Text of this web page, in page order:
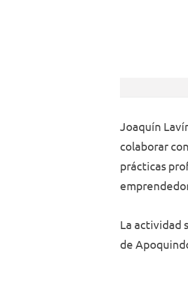
Joaquín
colaborar
prácticas
La actividad
de